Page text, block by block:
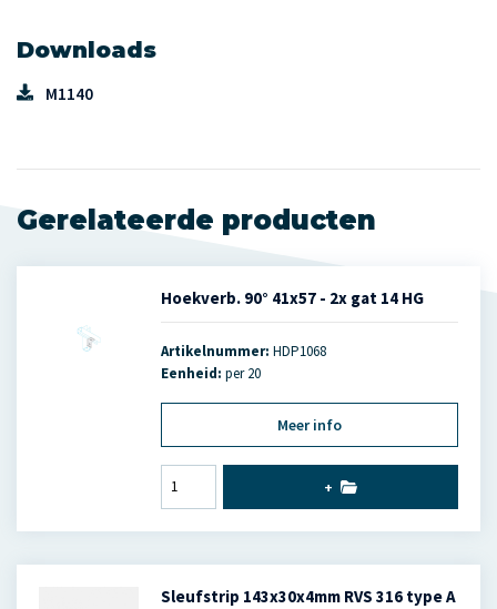
Downloads
M1140
Gerelateerde producten
Hoekverb. 90° 41x57 - 2x gat 14 HG
Artikelnummer: HDP1068
Eenheid: per 20
Meer info
+
Sleufstrip 143x30x4mm RVS 316 type A